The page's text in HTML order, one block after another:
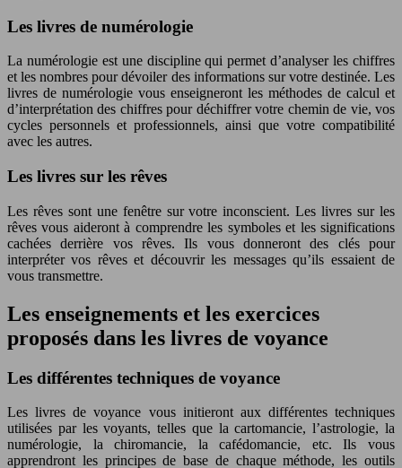
Les livres de numérologie
La numérologie est une discipline qui permet d’analyser les chiffres
et les nombres pour dévoiler des informations sur votre destinée. Les
livres de numérologie vous enseigneront les méthodes de calcul et
d’interprétation des chiffres pour déchiffrer votre chemin de vie, vos
cycles personnels et professionnels, ainsi que votre compatibilité
avec les autres.
Les livres sur les rêves
Les rêves sont une fenêtre sur votre inconscient. Les livres sur les
rêves vous aideront à comprendre les symboles et les significations
cachées derrière vos rêves. Ils vous donneront des clés pour
interpréter vos rêves et découvrir les messages qu’ils essaient de
vous transmettre.
Les enseignements et les exercices
proposés dans les livres de voyance
Les différentes techniques de voyance
Les livres de voyance vous initieront aux différentes techniques
utilisées par les voyants, telles que la cartomancie, l’astrologie, la
numérologie, la chiromancie, la cafédomancie, etc. Ils vous
apprendront les principes de base de chaque méthode, les outils